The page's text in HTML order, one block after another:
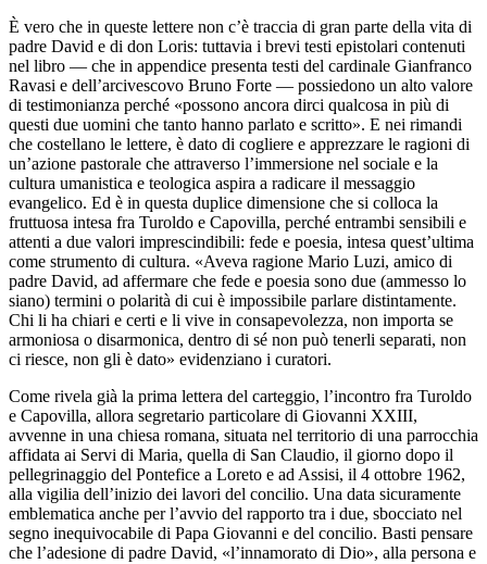
È vero che in queste lettere non c’è traccia di gran parte della vita di
padre David e di don Loris: tuttavia i brevi testi epistolari contenuti
nel libro — che in appendice presenta testi del cardinale Gianfranco
Ravasi e dell’arcivescovo Bruno Forte — possiedono un alto valore
di testimonianza perché «possono ancora dirci qualcosa in più di
questi due uomini che tanto hanno parlato e scritto». E nei rimandi
che costellano le lettere, è dato di cogliere e apprezzare le ragioni di
un’azione pastorale che attraverso l’immersione nel sociale e la
cultura umanistica e teologica aspira a radicare il messaggio
evangelico. Ed è in questa duplice dimensione che si colloca la
fruttuosa intesa fra Turoldo e Capovilla, perché entrambi sensibili e
attenti a due valori imprescindibili: fede e poesia, intesa quest’ultima
come strumento di cultura. «Aveva ragione Mario Luzi, amico di
padre David, ad affermare che fede e poesia sono due (ammesso lo
siano) termini o polarità di cui è impossibile parlare distintamente.
Chi li ha chiari e certi e li vive in consapevolezza, non importa se
armoniosa o disarmonica, dentro di sé non può tenerli separati, non
ci riesce, non gli è dato» evidenziano i curatori.
Come rivela già la prima lettera del carteggio, l’incontro fra Turoldo
e Capovilla, allora segretario particolare di Giovanni XXIII,
avvenne in una chiesa romana, situata nel territorio di una parrocchia
affidata ai Servi di Maria, quella di San Claudio, il giorno dopo il
pellegrinaggio del Pontefice a Loreto e ad Assisi, il 4 ottobre 1962,
alla vigilia dell’inizio dei lavori del concilio. Una data sicuramente
emblematica anche per l’avvio del rapporto tra i due, sbocciato nel
segno inequivocabile di Papa Giovanni e del concilio. Basti pensare
che l’adesione di padre David, «l’innamorato di Dio», alla persona e